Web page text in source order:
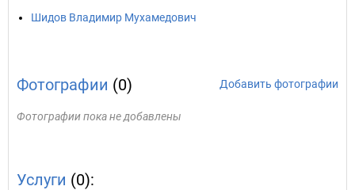
Шидов Владимир Мухамедович
Фотографии (0) Добавить фотографии
Фотографии пока не добавлены
Услуги (0):